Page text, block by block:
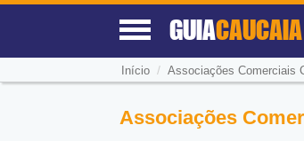
GUIACAUCAIA
Início / Associações Comerciais
Associações